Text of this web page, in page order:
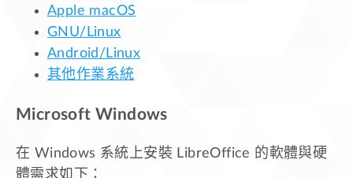
Apple macOS
GNU/Linux
Android/Linux
其他作業系統
Microsoft Windows
在 Windows 系統上安裝 LibreOffice 的軟體與硬